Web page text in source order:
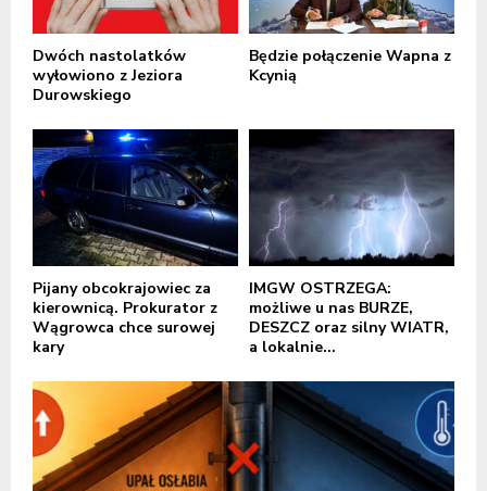
Dwóch nastolatków
wyłowiono z Jeziora
Durowskiego
Będzie połączenie Wapna z
Kcynią
Pijany obcokrajowiec za
kierownicą. Prokurator z
Wągrowca chce surowej
kary
IMGW OSTRZEGA:
możliwe u nas BURZE,
DESZCZ oraz silny WIATR,
a lokalnie...